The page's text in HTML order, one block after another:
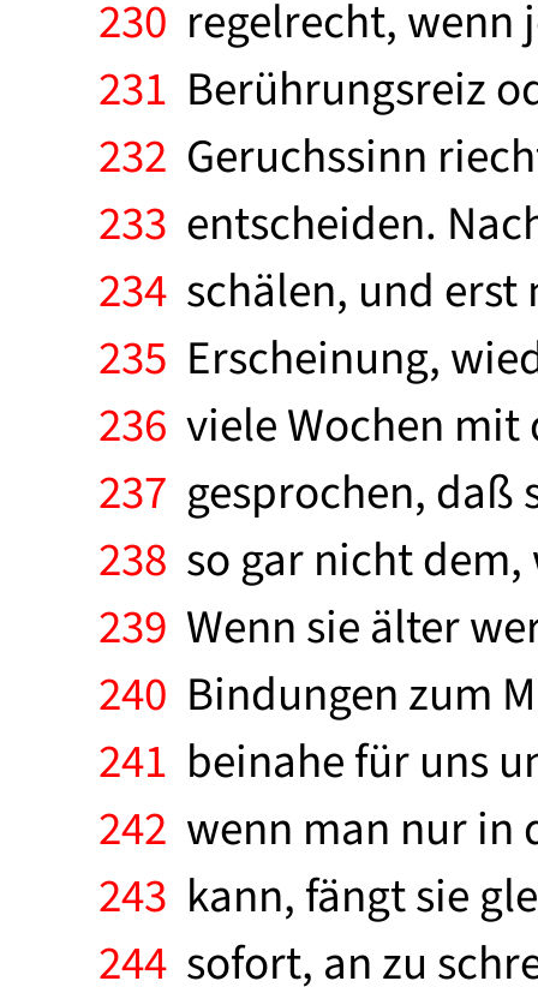
230 regelrecht, wenn
231 Berührungsreiz
232 Geruchssinn
233 entscheiden.
234 schälen, und
235 Erscheinung,
236 viele Wochen mit
237 gesprochen, daß
238 so gar nicht
239 Wenn sie älter
240 Bindungen zum
241 beinahe für uns
242 wenn man nur in
243 kann, fängt sie
244 sofort, an zu